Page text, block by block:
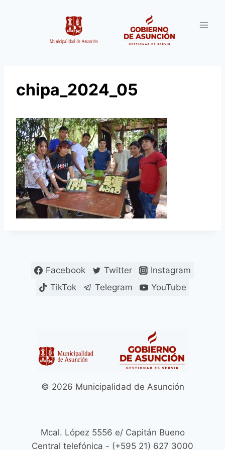
chipa_2024_05
Facebook Twitter
Instagram
TikTok
Telegram YouTube
© 2026 Municipalidad de Asunción
Mcal. López 5556 e/ Capitán Bueno
Central telefónica - (+595 21) 627 3000